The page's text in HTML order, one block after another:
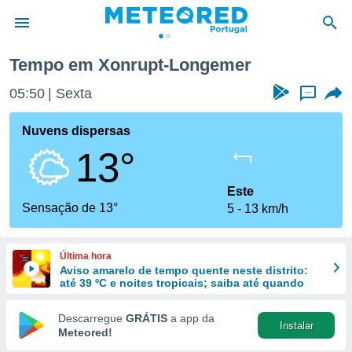
da
foi
fornecidas
a este
das
e
forma
digital
Tempo em Xonrupt-Longemer
05:50 Sexta ...
Nuvens dispersas
13°
Sensação de 13°
Este
5
13 km/h
Última hora
Aviso amarelo de tempo quente neste distrito:
até 39 ºC e noites tropicais; saiba até quando
Descarregue GRÁTIS a app da
Meteored!
Instalar